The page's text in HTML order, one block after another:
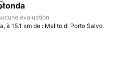
à mes favoris
évaluation
à 15.1 km de : Melito di Porto Salvo